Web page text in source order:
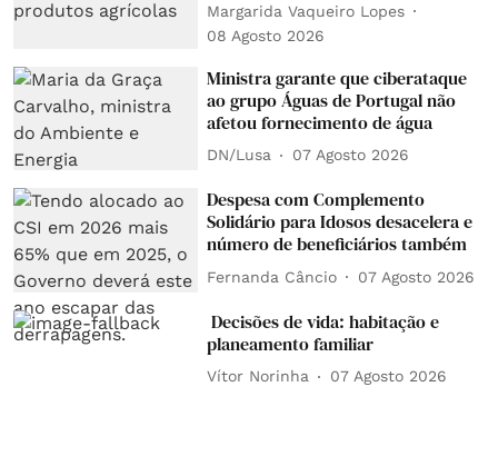
Margarida Vaqueiro Lopes
08 Agosto 2026
Ministra garante que ciberataque
ao grupo Águas de Portugal não
afetou fornecimento de água
DN/Lusa 07 Agosto 2026
Despesa com Complemento
Solidário para Idosos desacelera e
número de beneficiários também
Fernanda Câncio 07 Agosto 2026
Decisões de vida: habitação e
planeamento familiar
Vítor Norinha 07 Agosto 2026